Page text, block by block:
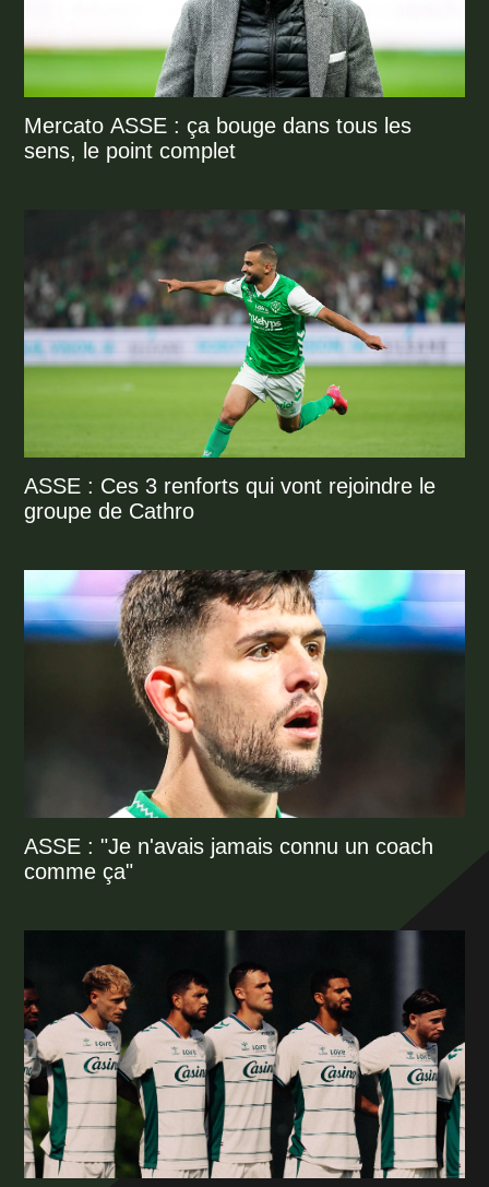
Mercato ASSE : ça bouge dans tous les
sens, le point complet
ASSE : Ces 3 renforts qui vont rejoindre le
groupe de Cathro
ASSE : "Je n'avais jamais connu un coach
comme ça"